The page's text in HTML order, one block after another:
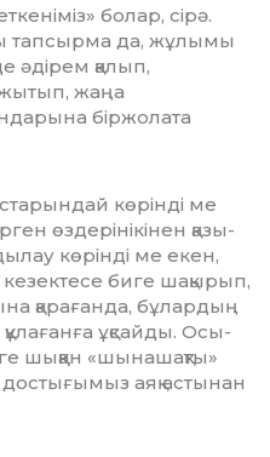
болар, сірә.
тапсырма да, жұлымы
әдірем қалып,
жаңа
біржолата
көрінді ме
өздерінікінен қазы-
көрінді ме екен,
биге шақырып,
қара­ғанда, бұлардың
құлағанға ұқсайды. Осы­
шыққан «шынашақты»
аяқ астынан